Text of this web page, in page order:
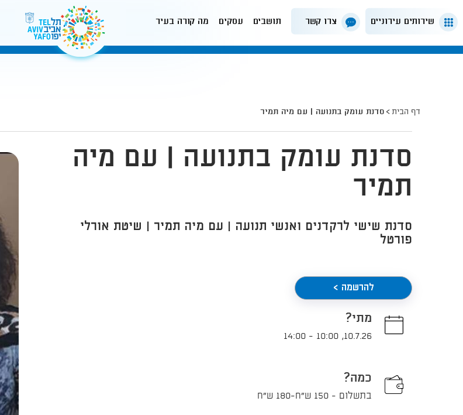
שירותים עירוניים צרו קשר תושבים עסקים מה קורה בעיר
דף הבית סדנת עומק בתנועה | עם מיה תמיר
סדנת עומק בתנועה | עם מיה
תמיר
סדנת שישי לרקדנים ואנשי תנועה | עם מיה תמיר | שיטת אורלי
פורטל
להרשמה >
מתי?
10.7.26
,
10:00
-
14:00
כמה?
בתשלום - 150 ש"ח-180 ש"ח